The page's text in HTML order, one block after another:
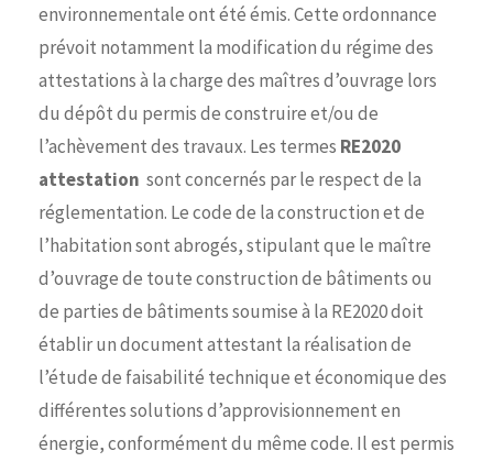
environnementale ont été émis. Cette ordonnance
prévoit notamment la modification du régime des
attestations à la charge des maîtres d’ouvrage lors
du dépôt du permis de construire et/ou de
l’achèvement des travaux. Les termes RE2020
attestation sont concernés par le respect de la
réglementation. Le code de la construction et de
l’habitation sont abrogés, stipulant que le maître
d’ouvrage de toute construction de bâtiments ou
de parties de bâtiments soumise à la RE2020 doit
établir un document attestant la réalisation de
l’étude de faisabilité technique et économique des
différentes solutions d’approvisionnement en
énergie, conformément du même code. Il est permis